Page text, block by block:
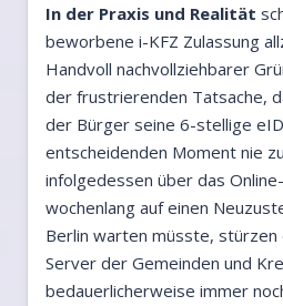
In der Praxis und Realität
beworbene i-KFZ Zulassung
Handvoll nachvollziehbarer
der frustrierenden Tatsache,
der Bürger seine 6-stellige
entscheidenden Moment nie
infolgedessen über das
wochenlang auf einen
Berlin warten müsste,
Server der Gemeinden und
bedauerlicherweise immer